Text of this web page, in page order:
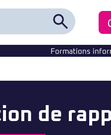
Rechercher
une
formation
Formations
de